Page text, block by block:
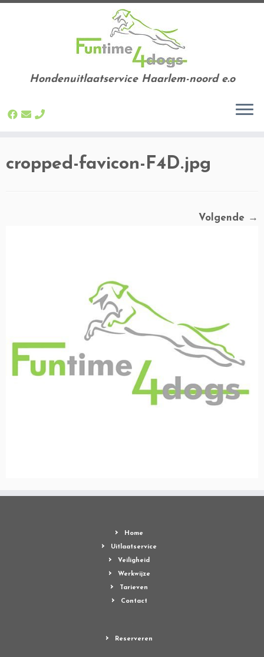
naar
Hondenuitlaatservice Haarlem-noord e.o
cropped-favicon-F4D.jpg
Volgende →
Home
Uitlaatservice
Veiligheid
Werkwijze
Tarieven
Contact
Reserveren